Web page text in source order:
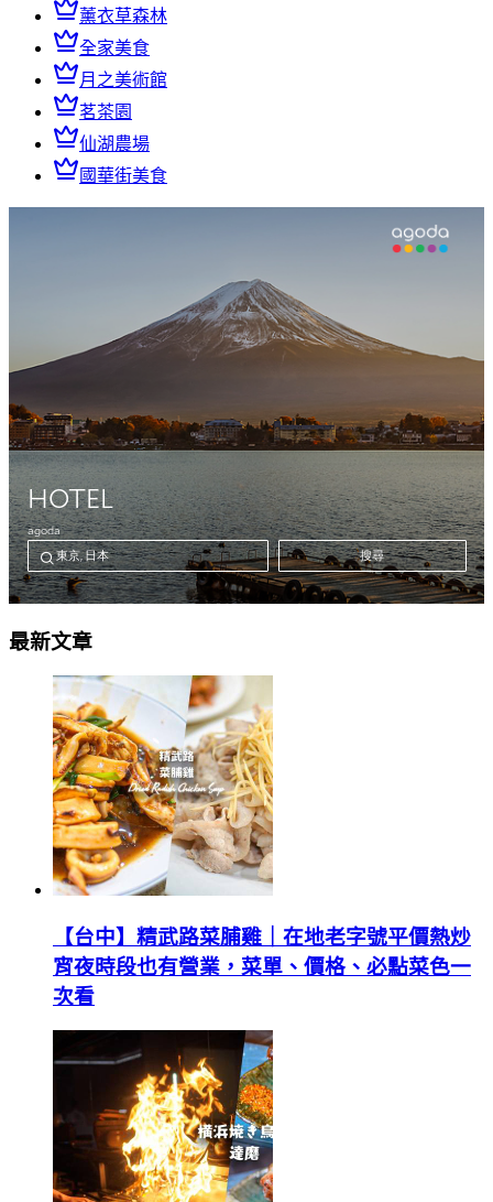
薰衣草森林
全家美食
月之美術館
茗茶園
仙湖農場
國華街美食
最新文章
【台中】精武路菜脯雞｜在地老字號平價熱炒
宵夜時段也有營業，菜單、價格、必點菜色一
次看